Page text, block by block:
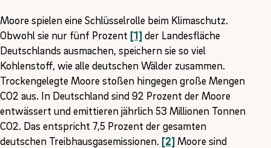
Moore spielen eine Schlüsselrolle beim Klimaschutz.
Obwohl sie nur fünf Prozent [1]der Landesfläche
Deutschlands ausmachen, speichern sie so viel
Kohlenstoff, wie alle deutschen Wälder zusammen.
Trockengelegte Moore stoßen hingegen große Mengen
CO2 aus. In Deutschland sind 92 Prozent der Moore
entwässert und emittieren jährlich 53 Millionen Tonnen
CO2. Das entspricht 7,5 Prozent der gesamten
deutschen Treibhausgasemissionen. [2] Moore sind